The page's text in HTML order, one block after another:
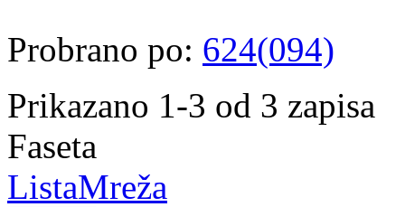
Probrano po: 624(094)
Prikazano 1-3 od 3 zapisa
Faseta
ListaMreža